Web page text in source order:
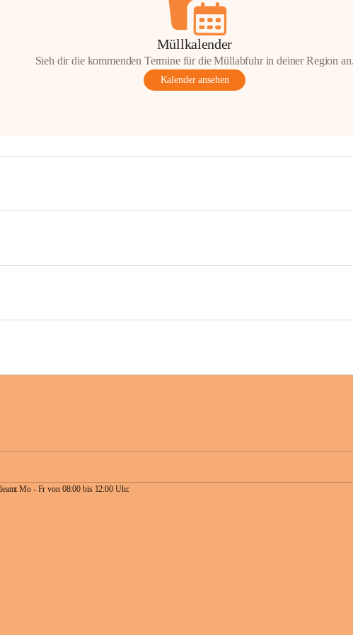
Müllkalender
Sieh dir die kommenden Termine für die Müllabfuhr in deiner Region
Kalender ansehen
Mo - Fr von 08:00 bis 12:00 Uhr.